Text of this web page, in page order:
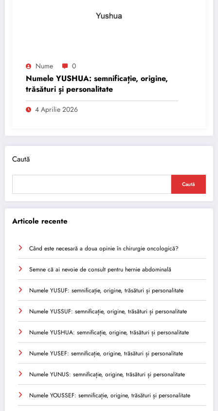
Nume 0
Numele YUSHUA: semnificație, origine,
trăsături și personalitate
4 Aprilie 2026
Caută
Caută
Articole recente
Când este necesară a doua opinie în chirurgie oncologică?
Semne că ai nevoie de consult pentru hernie abdominală
Numele YUSUF: semnificație, origine, trăsături și personalitate
Numele YUSSUF: semnificație, origine, trăsături și personalitate
Numele YUSHUA: semnificație, origine, trăsături și personalitate
Numele YUSEF: semnificație, origine, trăsături și personalitate
Numele YUNUS: semnificație, origine, trăsături și personalitate
Numele YOUSSEF: semnificație, origine, trăsături și personalitate